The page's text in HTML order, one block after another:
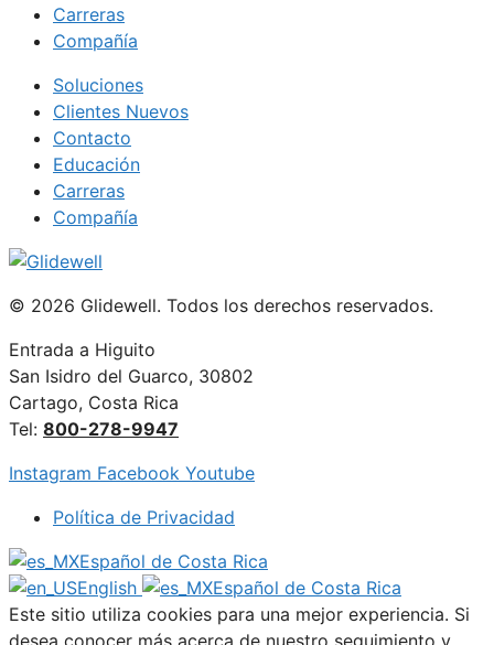
Carreras
Compañía
Soluciones
Clientes Nuevos
Contacto
Educación
Carreras
Compañía
© 2026 Glidewell. Todos los derechos reservados.
Entrada a Higuito
San Isidro del Guarco, 30802
Cartago, Costa Rica
Tel: 800-278-9947
Instagram Facebook Youtube
Política de Privacidad
Español de Costa Rica
English
Español de Costa Rica
Este sitio utiliza cookies para una mejor experiencia. Si
desea conocer más acerca de nuestro seguimiento y